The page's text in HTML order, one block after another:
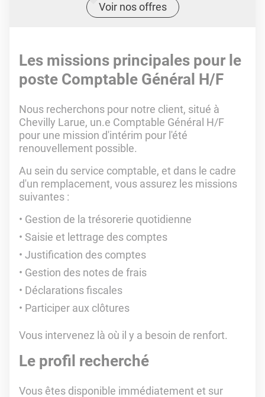
Voir nos offres
Les missions principales pour le
poste Comptable Général H/F
Nous recherchons pour notre client, situé à
Chevilly Larue, un.e Comptable Général H/F
pour une mission d'intérim pour l'été
renouvellement possible.
Au sein du service comptable, et dans le cadre
d'un remplacement, vous assurez les missions
suivantes :
Gestion de la trésorerie quotidienne
Saisie et lettrage des comptes
Justification des comptes
Gestion des notes de frais
Déclarations fiscales
Participer aux clôtures
Vous intervenez là où il y a besoin de renfort.
Le profil recherché
Vous êtes disponible immédiatement et sur